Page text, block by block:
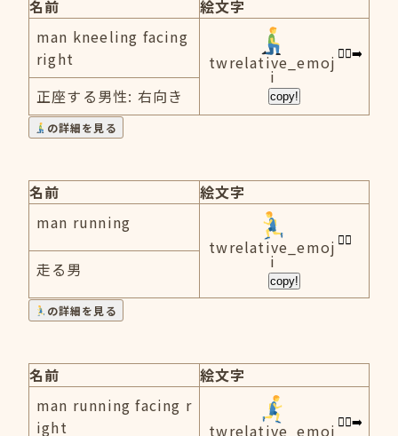
名前
絵文字
man kneeling facing
right
twrelative_emoj
i
copy!
正座する男性: 右向き
の詳細を見る
名前
絵文字
man running
twrelative_emoj
i
copy!
走る男
の詳細を見る
名前
絵文字
man running facing r
ight
twrelative_emoj